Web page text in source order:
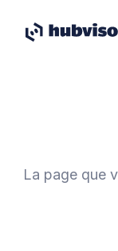
La page que